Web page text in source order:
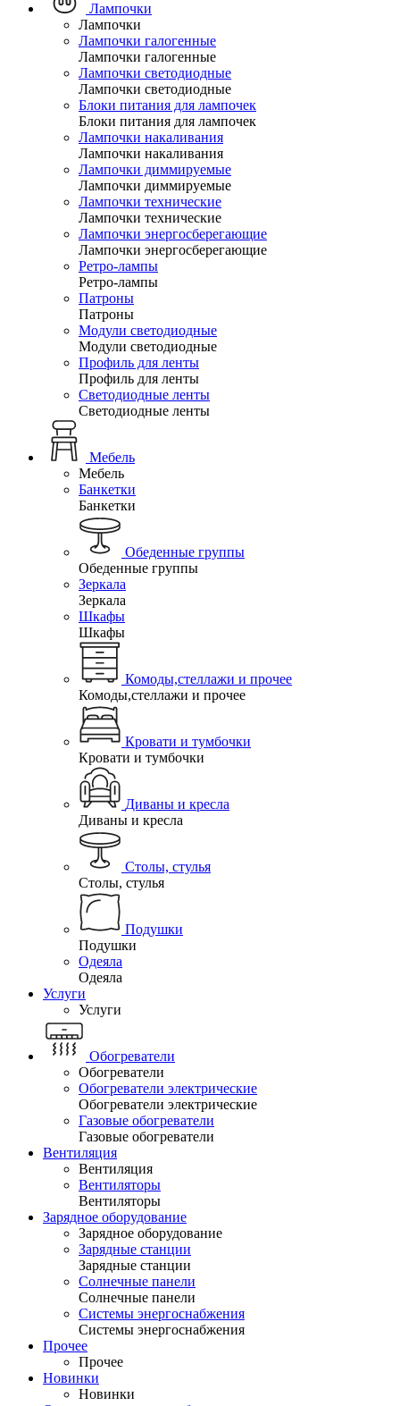
Лампочки
Лампочки
Лампочки галогенные
Лампочки галогенные
Лампочки светодиодные
Лампочки светодиодные
Блоки питания для лампочек
Блоки питания для лампочек
Лампочки накаливания
Лампочки накаливания
Лампочки диммируемые
Лампочки диммируемые
Лампочки технические
Лампочки технические
Лампочки энергосберегающие
Лампочки энергосберегающие
Ретро-лампы
Ретро-лампы
Патроны
Патроны
Модули светодиодные
Модули светодиодные
Профиль для ленты
Профиль для ленты
Светодиодные ленты
Светодиодные ленты
Мебель
Мебель
Банкетки
Банкетки
Обеденные группы
Обеденные группы
Зеркала
Зеркала
Шкафы
Шкафы
Комоды,стеллажи и прочее
Комоды,стеллажи и прочее
Кровати и тумбочки
Кровати и тумбочки
Диваны и кресла
Диваны и кресла
Столы, стулья
Столы, стулья
Подушки
Подушки
Одеяла
Одеяла
Услуги
Услуги
Обогреватели
Обогреватели
Обогреватели электрические
Обогреватели электрические
Газовые обогреватели
Газовые обогреватели
Вентиляция
Вентиляция
Вентиляторы
Вентиляторы
Зарядное оборудование
Зарядное оборудование
Зарядные станции
Зарядные станции
Солнечные панели
Солнечные панели
Системы энергоснабжения
Системы энергоснабжения
Прочее
Прочее
Новинки
Новинки